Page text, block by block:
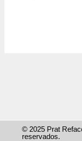
© 2025 Prat
reservados.